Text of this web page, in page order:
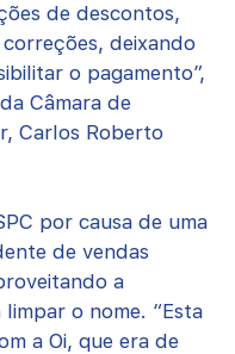
de descontos,
deixando
o pagamento”,
Câmara de
Carlos Roberto
por causa de uma
de vendas
a
o nome. “Esta
a Oi, que era de